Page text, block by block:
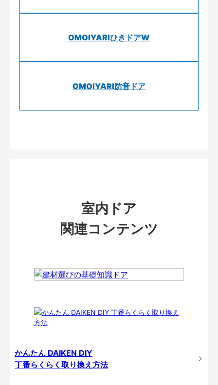
OMOIYARIひきドアW
OMOIYARI防音ドア
室内ドア
関連コンテンツ
かんたん DAIKEN DIY
丁番らくらく取り換え方法